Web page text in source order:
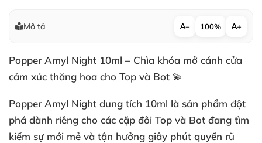
Mô tả − 100% +
Popper Amyl Night 10ml – Chìa khóa mở cánh cửa
cảm xúc thăng hoa cho Top và Bot 💫
Popper Amyl Night dung tích 10ml là sản phẩm đột
phá dành riêng cho các cặp đôi Top và Bot đang tìm
kiếm sự mới mẻ và tận hưởng giây phút quyến rũ